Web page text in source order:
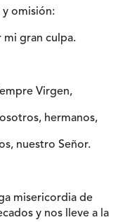
y omisión:
gran culpa.
Virgen,
hermanos,
nuestro Señor.
misericordia de
y nos lleve a la